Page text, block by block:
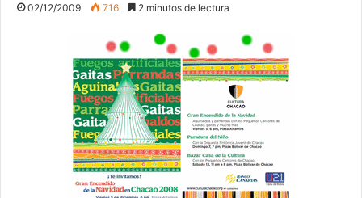
02/12/2009 716 2 minutos de lectura